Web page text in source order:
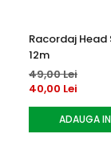
Racordaj Head
12m
49,00 Lei
40,00 Lei
ADAUGA